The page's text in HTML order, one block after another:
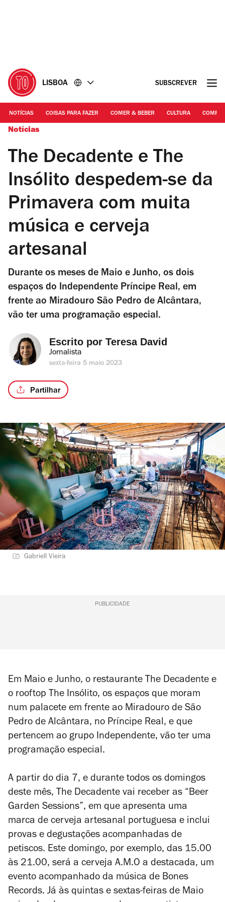
LISBOA SUBSCREVER
NOTÍCIAS COISAS PARA FAZER COMER & BEBER CULTURA
Notícias
The Decadente e The
Insólito despedem-se da
Primavera com muita
música e cerveja
artesanal
Durante os meses de Maio e Junho, os dois
espaços do Independente Príncipe Real, em
frente ao Miradouro São Pedro de Alcântara,
vão ter uma programação especial.
Escrito por Teresa David
Jornalista
sexta-feira 5 maio 2023
Partilhar
Gabriell Vieira
PUBLICIDADE
Em Maio e Junho, o restaurante The Decadente e
o rooftop The Insólito, os espaços que moram
num palacete em frente ao Miradouro de São
Pedro de Alcântara, no Príncipe Real, e que
pertencem ao grupo Independente, vão ter uma
programação especial.
A partir do dia 7, e durante todos os domingos
deste mês, The Decadente vai receber as “Beer
Garden Sessions”, em que apresenta uma
marca de cerveja artesanal portuguesa e inclui
provas e degustações acompanhadas de
petiscos. Este domingo, por exemplo, das 15.00
às 21.00, será a cerveja A.M.O a destacada, um
evento acompanhado da música de Bones
Records. Já às quintas e sextas-feiras de Maio